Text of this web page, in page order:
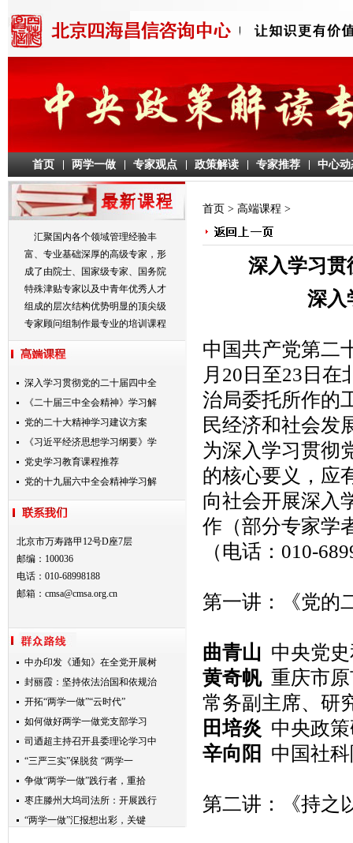
首页 两学一做 专家观点 政策解读 专家推荐 中心动
汇聚国内各个领域管理经验丰
富、专业基础深厚的高级专家，形
成了由院士、国家级专家、国务院
特殊津贴专家以及中青年优秀人才
组成的层次结构优势明显的顶尖级
专家顾问组制作最专业的培训课程
深入学习贯彻党的二十届四中全
《二十届三中全会精神》学习解
党的二十大精神学习建议方案
《习近平经济思想学习纲要》学
党史学习教育课程推荐
党的十九届六中全会精神学习解
北京市万寿路甲12号D座7层
邮编：100036
电话：010-68998188
邮箱： cmsa@cmsa.org.cn
中办印发《通知》在全党开展树
封丽霞：坚持依法治国和依规治
开拓“两学一做”“云时代”
如何做好两学一做党支部学习
司迺超主持召开县委理论学习中
“三严三实”保脱贫 “两学一
争做“两学一做”践行者，重拾
枣庄滕州大坞司法所：开展践行
“两学一做”汇报想出彩，关键
首页 > 高端课程 >
深入学习贯
深入
中国共产党第二
月20日至23日
治局委托所作的
民经济和社会发
为深入学习贯彻
的核心要义，应
向社会开展深入
作（部分专家学
（电话：010-
第一讲：《党的
曲青山 中央党
黄奇帆重庆市原
常务副主席、研
田培炎 中央政
辛向阳
中国社
第二讲：《持之